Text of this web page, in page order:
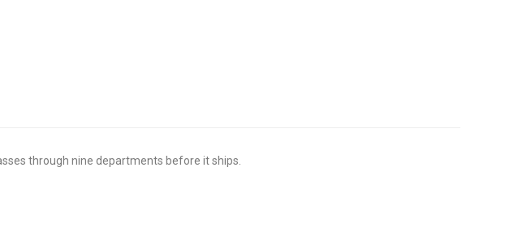
through nine departments before it ships.